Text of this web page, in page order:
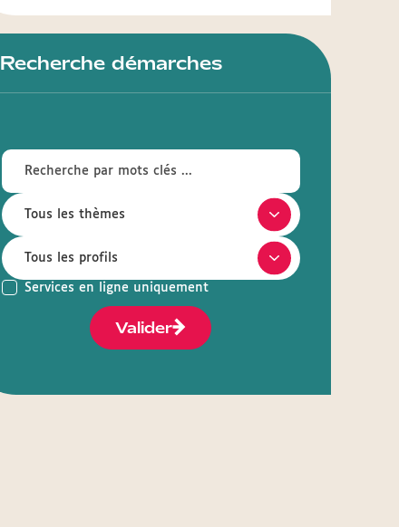
Recherche démarches
Services en ligne uniquement
Valider